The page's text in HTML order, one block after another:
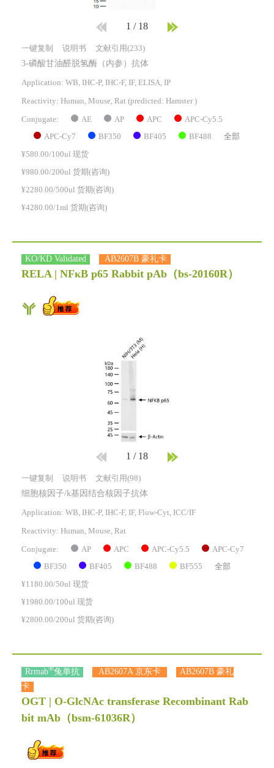
1 / 18
一键复制 说明书 文献引用(233)
3-磷酸甘油醛脱氢酶（内参）抗体
Application: WB, IHC-P, IHC-F, IF, ELISA, IP
Reactivity: Human, Mouse, Rat (predicted: Hamster )
Conjugate: AE AP APC APC-Cy5.5
APC-Cy7 BF350 BF405 BF488 全部
¥580.00/100ul 现货
¥980.00/200ul 货期(咨询)
¥2280.00/500ul 货期(咨询)
¥4280.00/1ml 货期(咨询)
KO/KD Validated AB2607B 豪礼卡
RELA | NFκB p65 Rabbit pAb （bs-20160R）
1 / 18
一键复制 说明书 文献引用(98)
细胞核因子/k基因结合核因子抗体
Application: WB, IHC-P, IHC-F, IF, Flow-Cyt, ICC/IF
Reactivity: Human, Mouse, Rat
Conjugate: AP APC APC-Cy5.5 APC-Cy7
BF350 BF405 BF488 BF555 全部
¥1180.00/50ul 现货
¥1980.00/100ul 现货
¥2800.00/200ul 货期(咨询)
Rrmab®兔单抗 AB2607A 京东卡
AB2607B 豪礼
卡
OGT | O-GlcNAc transferase Recombinant Rab
bit mAb （bsm-61036R）